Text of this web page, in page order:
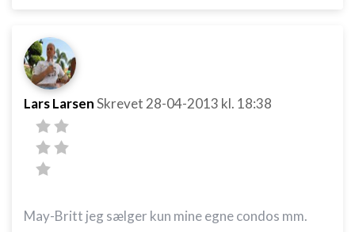
Lars LarsenSkrevet 28-04-2013 kl. 18:38
May-Britt jeg sælger kun mine egne condos mm.